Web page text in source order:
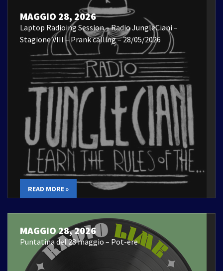
MAGGIO 28, 2026
Laptop Radioing Session – Radio JungleCiani –
Stagione VIII – Prank calling – 28/05/2026
READ MORE »
MAGGIO 28, 2026
Puntatina del 28 maggio – Pot-ere